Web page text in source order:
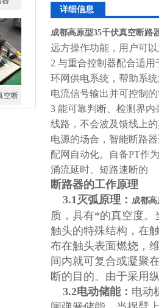
空断
详细信息
成都高原型35千伏真空断路
远方操作功能，用户可
2 与重合控制器配合适
环网供电系统，帮助系
电流信号输出并可控制
3 能可靠判断、检测界
线路，不会波及馈线上
电源的场合，智能断路
配网自动化。自备PT作
涌流延时、短路速断的
断路器的工作原理
3.1灭弧原理： 成都
质，具有*的真空度
触头的特殊结构，在
布在触头表面燃烧，
间内就可复合或凝聚
断的目的。由于采用
3.2电动储能： 电动